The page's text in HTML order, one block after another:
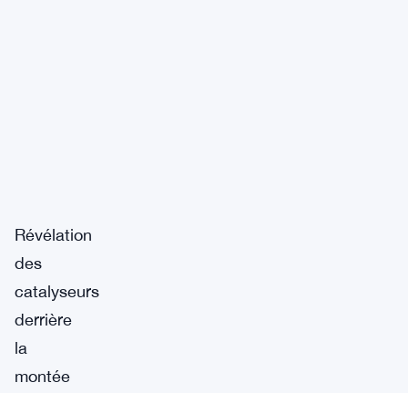
Révélation
des
catalyseurs
derrière
la
montée